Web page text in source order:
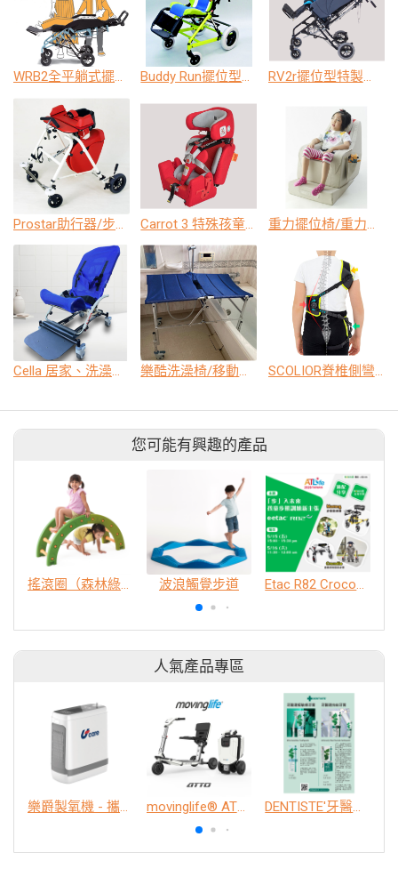
WRB2全平躺式擺位型特製推車 Buddy Run擺位型特製推車 RV2r擺位型特製推車
Prostar助行器/步態訓練器 Carrot 3 特殊孩童專用汽車安全座椅 重力擺位椅/重力擺位沙發
Cella 居家、洗澡、休閒三用擺位椅 樂酷洗澡椅/移動式洗澡平台 SCOLIOR脊椎側彎矯正護具
您可能有興趣的產品
搖滾圈（森林綠） 波浪觸覺步道 Etac R82 Crocodile 姿勢控制型助步車 / Mustang 軀幹支撐型步態訓練器【講座時間】5/15(五) 15:00-15:30、5/16(六) 11:30-12:00 攤位J區616見!
人氣產品專區
樂爵製氧機 - 攜帶型 movinglife® ATTO新世代電動代步車 經典款 DENTISTE'牙醫選極敏感牙膏、抗蛀牙膏